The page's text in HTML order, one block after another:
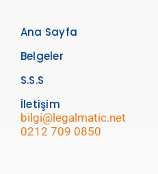
Ana Sayfa
Belgeler
S.S.S
İletişim
bilgi@legalmatic.net
0212 709 0850